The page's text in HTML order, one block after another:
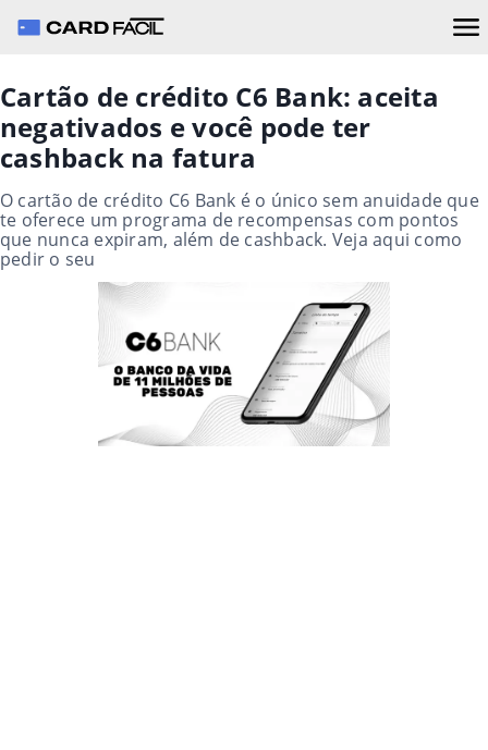
Cartão de crédito C6 Bank: aceita
negativados e você pode ter
cashback na fatura
O cartão de crédito C6 Bank é o único sem anuidade que
te oferece um programa de recompensas com pontos
que nunca expiram, além de cashback. Veja aqui como
pedir o seu